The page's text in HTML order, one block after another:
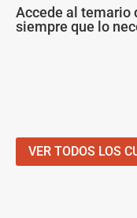
Accede al temario
siempre que lo
VER TODOS LOS